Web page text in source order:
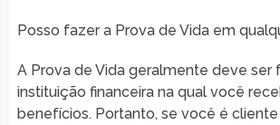
Posso fazer a Prova de Vida em
A Prova de Vida geralmente deve ser
instituição financeira na qual você
benefícios. Portanto, se você é